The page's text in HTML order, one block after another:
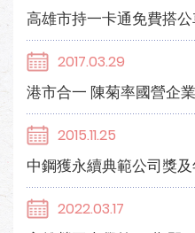
高雄市持一卡通免費搭
2017.03.29
港市合一 陳菊率國營企
2015.11.25
中鋼獲永續典範公司獎
2022.03.17